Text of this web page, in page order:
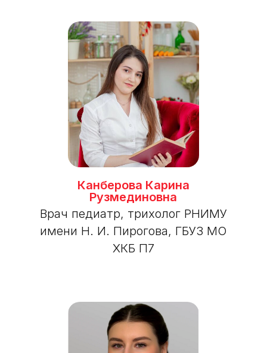
Канберова Карина
Рузмединовна
Врач педиатр, трихолог РНИМУ
имени Н. И. Пирогова, ГБУЗ МО
ХКБ П7